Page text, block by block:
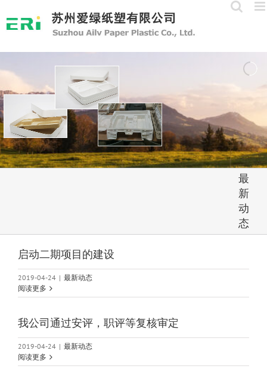
content
最
新
动
态
启动二期项目的建设
2019-04-24 | 最新动态
阅读更多
我公司通过安评，职评等复核审定
2019-04-24 | 最新动态
阅读更多